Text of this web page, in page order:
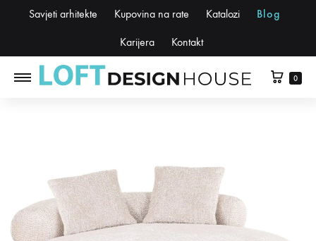
Savjeti arhitekte Kupovina na rate Katalozi Blog
Karijera Kontakt
0